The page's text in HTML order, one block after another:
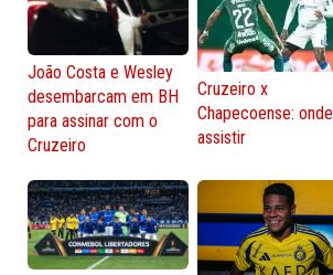
João Costa e Wesley
desembarcam em BH
para assinar com o
Cruzeiro
Cruzeiro x
Chapecoense: onde
assistir